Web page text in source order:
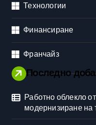
Технологии
Финансиране
Франчайз
Последно
Работно облекло
модернизиране на